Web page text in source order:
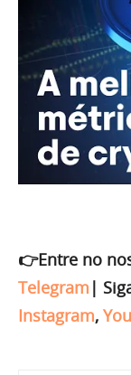
👉Entre no
Telegram |
Instagram,